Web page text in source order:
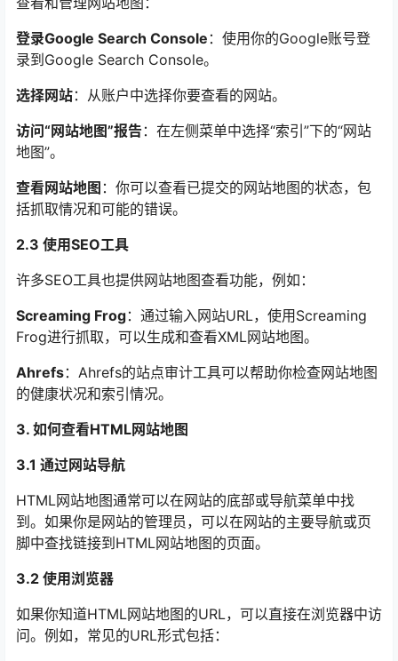
登录Google Search Console ：使用你的Google账号登
录到Google Search Console。
选择网站：从账户中选择你要查看的网站。
访问“网站地图”报告 ：在左侧菜单中选择“索引”下的“网站
地图”。
查看网站地图 ：你可以查看已提交的网站地图的状态，包
括抓取情况和可能的错误。
2.3 使用SEO工具
许多SEO工具也提供网站地图查看功能，例如：
Screaming Frog：通过输入网站URL，使用Screaming
Frog进行抓取，可以生成和查看XML网站地图。
Ahrefs：Ahrefs的站点审计工具可以帮助你检查网站地图
的健康状况和索引情况。
3. 如何查看HTML网站地图
3.1 通过网站导航
HTML网站地图通常可以在网站的底部或导航菜单中找
到。如果你是网站的管理员，可以在网站的主要导航或页
脚中查找链接到HTML网站地图的页面。
3.2 使用浏览器
如果你知道HTML网站地图的URL，可以直接在浏览器中访
问。例如，常见的URL形式包括：